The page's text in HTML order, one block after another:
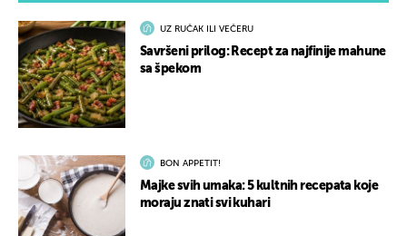
UZ RUČAK ILI VEČERU
Savršeni prilog: Recept za najfinije mahune
sa špekom
BON APPETIT!
Majke svih umaka: 5 kultnih recepata koje
moraju znati svi kuhari